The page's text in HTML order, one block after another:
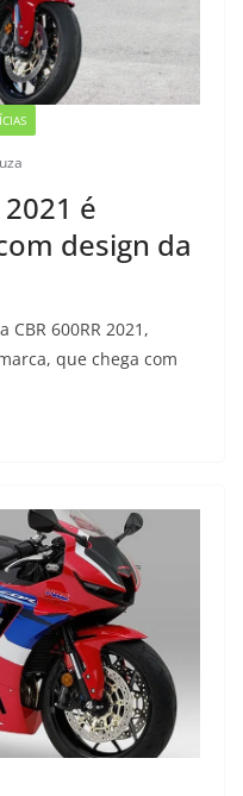
2021 é
design da
CBR 600RR 2021,
que chega com